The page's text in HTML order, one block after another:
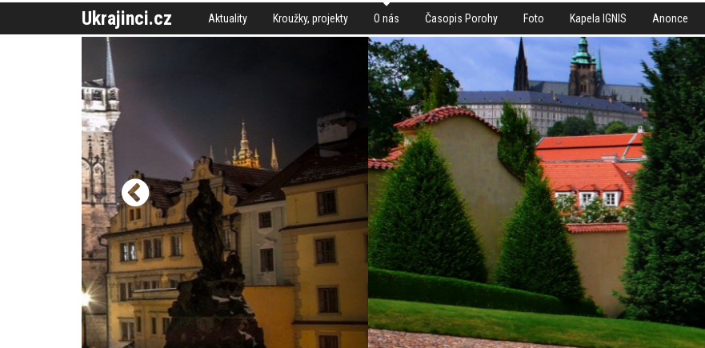
Ukrajinci.cz Aktuality Kroužky, projekty O nás Časopis Porohy Foto Kapela IGNIS Anonce